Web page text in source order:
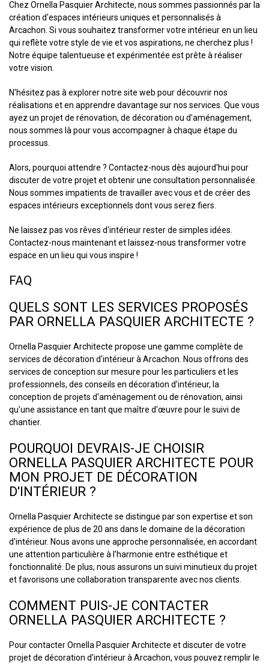
Chez Ornella Pasquier Architecte, nous sommes passionnés par la
création d'espaces intérieurs uniques et personnalisés à
Arcachon. Si vous souhaitez transformer votre intérieur en un lieu
qui reflète votre style de vie et vos aspirations, ne cherchez plus !
Notre équipe talentueuse et expérimentée est prête à réaliser
votre vision.
N'hésitez pas à explorer notre site web pour découvrir nos
réalisations et en apprendre davantage sur nos services. Que vous
ayez un projet de rénovation, de décoration ou d'aménagement,
nous sommes là pour vous accompagner à chaque étape du
processus.
Alors, pourquoi attendre ? Contactez-nous dès aujourd'hui pour
discuter de votre projet et obtenir une consultation personnalisée.
Nous sommes impatients de travailler avec vous et de créer des
espaces intérieurs exceptionnels dont vous serez fiers.
Ne laissez pas vos rêves d'intérieur rester de simples idées.
Contactez-nous maintenant et laissez-nous transformer votre
espace en un lieu qui vous inspire !
FAQ
QUELS SONT LES SERVICES PROPOSÉS
PAR ORNELLA PASQUIER ARCHITECTE ?
Ornella Pasquier Architecte propose une gamme complète de
services de décoration d'intérieur à Arcachon. Nous offrons des
services de conception sur mesure pour les particuliers et les
professionnels, des conseils en décoration d'intérieur, la
conception de projets d'aménagement ou de rénovation, ainsi
qu'une assistance en tant que maître d'œuvre pour le suivi de
chantier.
POURQUOI DEVRAIS-JE CHOISIR
ORNELLA PASQUIER ARCHITECTE POUR
MON PROJET DE DÉCORATION
D'INTÉRIEUR ?
Ornella Pasquier Architecte se distingue par son expertise et son
expérience de plus de 20 ans dans le domaine de la décoration
d'intérieur. Nous avons une approche personnalisée, en accordant
une attention particulière à l'harmonie entre esthétique et
fonctionnalité. De plus, nous assurons un suivi minutieux du projet
et favorisons une collaboration transparente avec nos clients.
COMMENT PUIS-JE CONTACTER
ORNELLA PASQUIER ARCHITECTE ?
Pour contacter Ornella Pasquier Architecte et discuter de votre
projet de décoration d'intérieur à Arcachon, vous pouvez remplir le